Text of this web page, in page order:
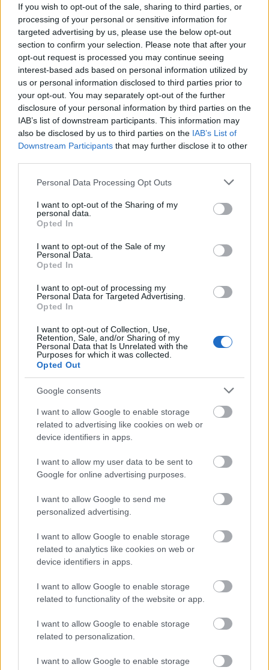
If you wish to opt-out of the sale, sharing to third parties, or
processing of your personal or sensitive information for
targeted advertising by us, please use the below opt-out
section to confirm your selection. Please note that after your
opt-out request is processed you may continue seeing
interest-based ads based on personal information utilized by
us or personal information disclosed to third parties prior to
your opt-out. You may separately opt-out of the further
disclosure of your personal information by third parties on the
IAB’s list of downstream participants. This information may
also be disclosed by us to third parties on the IAB’s List of
Downstream Participants that may further disclose it to other
Please note that this website/app uses one or more Google
not limited to your visit or usage behaviour. You may click to
grant or deny consent to Google and its third-party tags to
use your data for below specified purposes in below Google
consent section.
Personal Data Processing Opt Outs
I want to opt-out of the Sharing of my
personal data.
Opted In
I want to opt-out of the Sale of my
Personal Data.
Opted In
I want to opt-out of processing my
Personal Data for Targeted Advertising.
Opted In
I want to opt-out of Collection, Use,
Retention, Sale, and/or Sharing of my
Personal Data that Is Unrelated with the
Purposes for which it was collected.
Opted Out
Google consents
I want to allow Google to enable storage
related to advertising like cookies on web or
device identifiers in apps.
I want to allow my user data to be sent to
Google for online advertising purposes.
I want to allow Google to send me
personalized advertising.
I want to allow Google to enable storage
related to analytics like cookies on web or
device identifiers in apps.
I want to allow Google to enable storage
related to functionality of the website or app.
I want to allow Google to enable storage
related to personalization.
I want to allow Google to enable storage
jelenlegi lakók ugyanis gyönyörűen
rendbehozták - mondta el egy
ingatlanügynök az LA Weeklynek.
A nagy Lebowski a naplopó és tekeőrült Jeff
Lebowski sztoriját meséli el, akit
összetévesztenek milliomos névrokonával. A
vígjátékban Steve Buscemi, Philip Seymour
Hoffman, Julianne Moore és John Turturro
voltak Bridges partnerei.
Film Akciófilm
SZEMBE MERSZ NÉZNI AZZAL, AKIVÉ
VÁLHATTÁL VOLNA?
TITKOK: ITT A SHELBY OAKS – A GONOSZ
NYOMÁBAN MAGYAR ELŐZETESE
10 LEGKEDVELTEBB MOZIJA MAGYARORSZÁGON
A bejegyzés trackback címe:
Kommentek: